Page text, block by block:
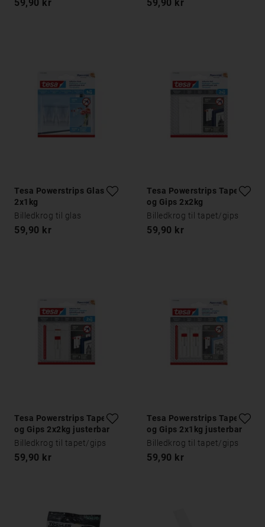
59,90 kr 59,90 kr
Tesa Powerstrips Glas
2x1kg
Billedkrog til glas
59,90 kr
Tesa Powerstrips Tapet
og Gips 2x2kg
Billedkrog til tapet/gips
59,90 kr
Tesa Powerstrips Tapet
og Gips 2x2kg justerbar
Billedkrog til tapet/gips
59,90 kr
Tesa Powerstrips Tapet
og Gips 2x1kg justerbar
Billedkrog til tapet/gips
59,90 kr